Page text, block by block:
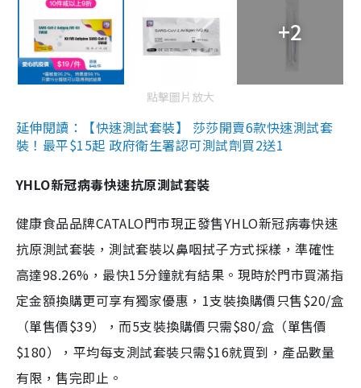
+2
點擊圖片放大
延伸閱讀：【快速測試套裝】 莎莎開賣6款快速測試套
裝！最平$15起 政府衛生署認可測試劑買2送1
YHLO新冠病毒快速抗原測試套裝
健康食品品牌CATALO門市現正發售YHLO新冠病毒快速
抗原測試套裝，測試套裝以鼻咽拭子方式採樣，準確性
高達98.26%，最快15分鐘就有結果。現時於門市買滿指
定金額換購更可享有獨家優惠，1支裝換購價只售$20/盒
（單售價$39），而5支裝換購價只需$80/盒（單售價
$180），平均每支測試套裝只需$16就買到，產品數量
有限，售完即止。